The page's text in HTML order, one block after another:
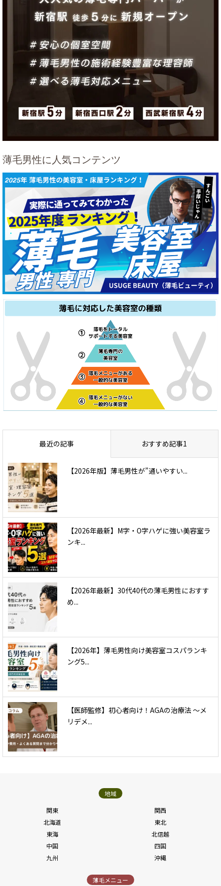
薄毛男性に人気コンテンツ
最近の記事 おすすめ記事1
【2026年版】薄毛男性が”通いやすい...
【2026年最新】M字・O字ハゲに強い美容室ラ
ンキ...
【2026年最新】30代40代の薄毛男性におすす
め...
【2026年】薄毛男性向け美容室コスパランキ
ング5...
【医師監修】初心者向け！AGAの治療法 〜メ
リデメ...
地域
関東
関西
北海道
東北
東海
北信越
中国
四国
九州
沖縄
薄毛メニュー